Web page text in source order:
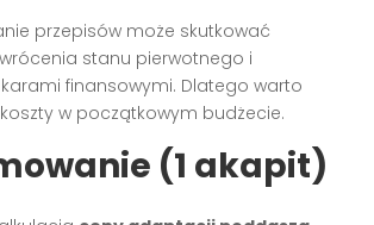
przepisów może skutkować
stanu pierwotnego i
finansowymi. Dlatego warto
w początkowym budżecie.
(1 akapit)